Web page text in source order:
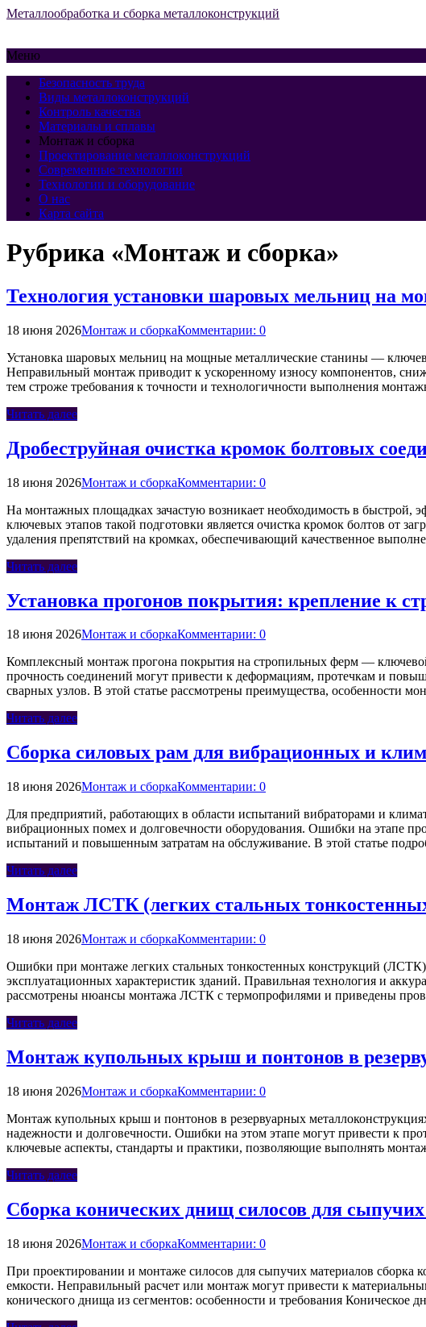
Металлообработка и сборка металлоконструкций
Меню
Безопасность труда
Виды металлоконструкций
Контроль качества
Материалы и сплавы
Монтаж и сборка
Проектирование металлоконструкций
Современные технологии
Технологии и оборудование
О нас
Карта сайта
Рубрика «Монтаж и сборка»
Технология установки шаровых мельниц на
18 июня 2026Монтаж и сборкаКомментарии: 0
Установка шаровых мельниц на мощные металлические станины —
Неправильный монтаж приводит к ускоренному износу компонентов,
тем строже требования к точности и технологичности выполнения
Читать далее
Дробеструйная очистка кромок болтовых
18 июня 2026Монтаж и сборкаКомментарии: 0
На монтажных площадках зачастую возникает необходимость в
ключевых этапов такой подготовки является очистка кромок болтов от
удаления препятствий на кромках, обеспечивающий качественное
Читать далее
Установка прогонов покрытия: крепление к
18 июня 2026Монтаж и сборкаКомментарии: 0
Комплексный монтаж прогона покрытия на стропильных ферм —
прочность соединений могут привести к деформациям, протечкам и
сварных узлов. В этой статье рассмотрены преимущества, особенности
Читать далее
Сборка силовых рам для вибрационных и
18 июня 2026Монтаж и сборкаКомментарии: 0
Для предприятий, работающих в области испытаний вибраторами и
вибрационных помех и долговечности оборудования. Ошибки на этапе
испытаний и повышенным затратам на обслуживание. В этой статье
Читать далее
Монтаж ЛСТК (легких стальных
18 июня 2026Монтаж и сборкаКомментарии: 0
Ошибки при монтаже легких стальных тонкостенных конструкций
эксплуатационных характеристик зданий. Правильная технология и
рассмотрены нюансы монтажа ЛСТК с термопрофилями и приведены
Читать далее
Монтаж купольных крыш и понтонов в
18 июня 2026Монтаж и сборкаКомментарии: 0
Монтаж купольных крыш и понтонов в резервуарных
надежности и долговечности. Ошибки на этом этапе могут привести к
ключевые аспекты, стандарты и практики, позволяющие выполнять
Читать далее
Сборка конических днищ силосов для сыпучих
18 июня 2026Монтаж и сборкаКомментарии: 0
При проектировании и монтаже силосов для сыпучих материалов сборка
емкости. Неправильный расчет или монтаж могут привести к
конического днища из сегментов: особенности и требования Коническое